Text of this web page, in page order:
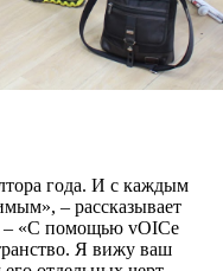
года. И с каждым
– рассказывает
«С помощью vOICe
Я вижу ваш